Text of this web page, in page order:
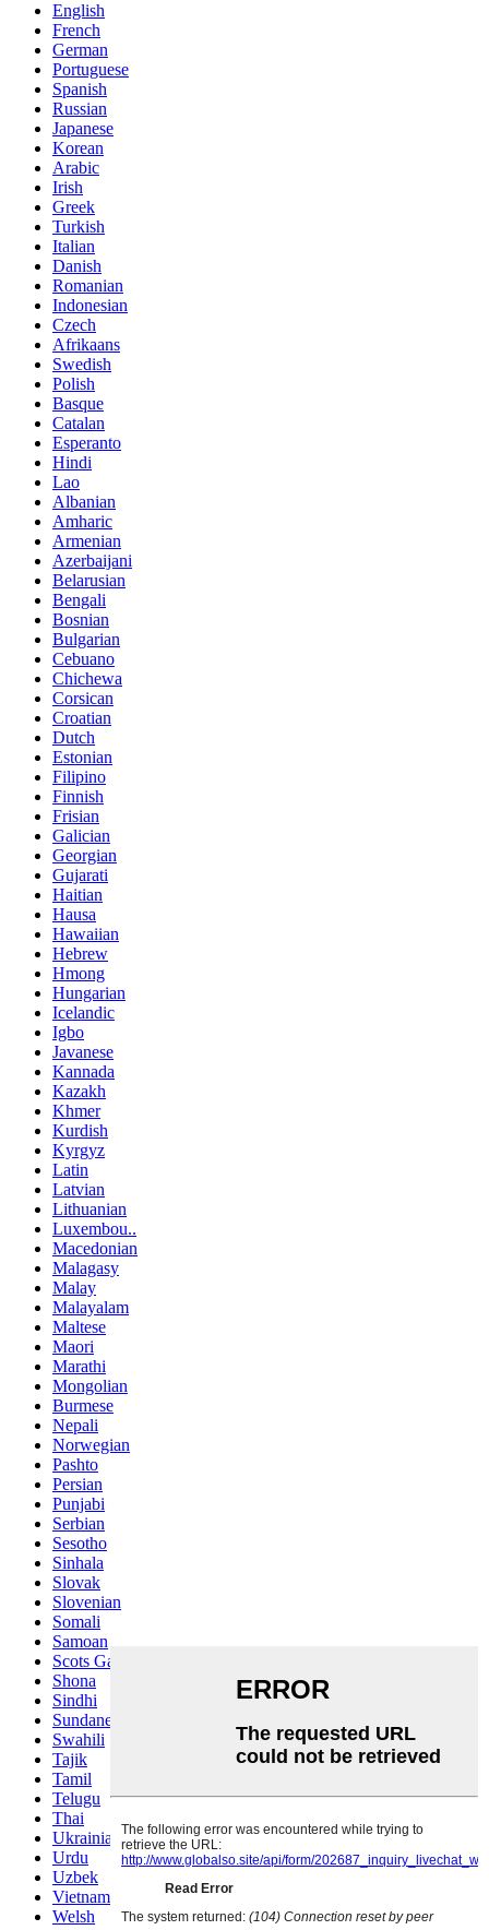
English
French
German
Portuguese
Spanish
Russian
Japanese
Korean
Arabic
Irish
Greek
Turkish
Italian
Danish
Romanian
Indonesian
Czech
Afrikaans
Swedish
Polish
Basque
Catalan
Esperanto
Hindi
Lao
Albanian
Amharic
Armenian
Azerbaijani
Belarusian
Bengali
Bosnian
Bulgarian
Cebuano
Chichewa
Corsican
Croatian
Dutch
Estonian
Filipino
Finnish
Frisian
Galician
Georgian
Gujarati
Haitian
Hausa
Hawaiian
Hebrew
Hmong
Hungarian
Icelandic
Igbo
Javanese
Kannada
Kazakh
Khmer
Kurdish
Kyrgyz
Latin
Latvian
Lithuanian
Luxembou..
Macedonian
Malagasy
Malay
Malayalam
Maltese
Maori
Marathi
Mongolian
Burmese
Nepali
Norwegian
Pashto
Persian
Punjabi
Serbian
Sesotho
Sinhala
Slovak
Slovenian
Somali
Samoan
Scots Gaelic
Shona
Sindhi
Sundanese
Swahili
Tajik
Tamil
Telugu
Thai
Ukrainian
Urdu
Uzbek
Vietnamese
Welsh